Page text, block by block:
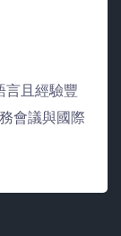
言且經驗豐
會議與國際